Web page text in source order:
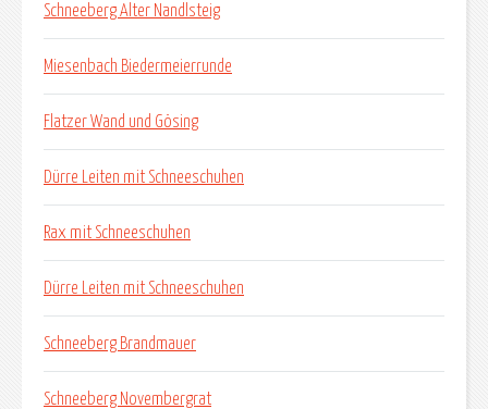
Schneeberg Alter Nandlsteig
Miesenbach Biedermeierrunde
Flatzer Wand und Gösing
Dürre Leiten mit Schneeschuhen
Rax mit Schneeschuhen
Dürre Leiten mit Schneeschuhen
Schneeberg Brandmauer
Schneeberg Novembergrat